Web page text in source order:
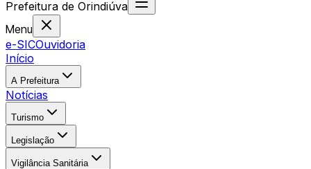
Prefeitura de Orindiúva
Menu
e-SICOuvidoria
Início
A Prefeitura
Notícias
Turismo
Legislação
Vigilância Sanitária